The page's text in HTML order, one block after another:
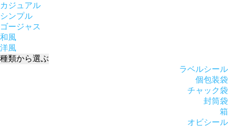
カジュアル
シンプル
ゴージャス
和風
洋風
種類から選ぶ
ラベルシール
個包装袋
チャック袋
封筒袋
箱
オビシール